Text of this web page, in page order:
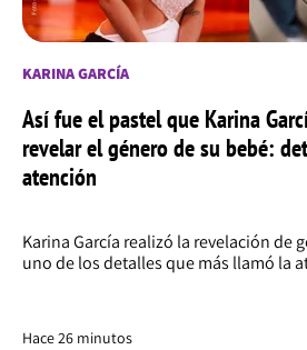
KARINA GARCÍA
Así fue el pastel que Karina
revelar el género de su bebé:
atención
Karina García realizó la revelación de
uno de los detalles que más llamó la
Hace 26 minutos